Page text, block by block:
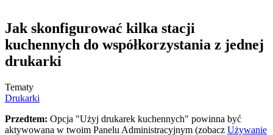
Jak skonfigurować kilka stacji
kuchennych do współkorzystania z jednej
drukarki
Tematy
Drukarki
Przedtem: Opcja "Użyj drukarek kuchennych" powinna być
aktywowana w twoim Panelu Administracyjnym (zobacz Używanie